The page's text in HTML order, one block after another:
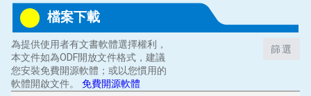
檔案下載
為提供使用者有文書軟體選擇權利，
本文件如為ODF開放文件格式，建議
您安裝免費開源軟體；或以您慣用的
軟體開啟文件。 免費開源軟體
篩選